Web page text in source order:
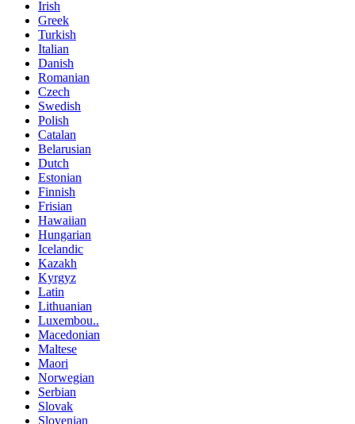
Irish
Greek
Turkish
Italian
Danish
Romanian
Czech
Swedish
Polish
Catalan
Belarusian
Dutch
Estonian
Finnish
Frisian
Hawaiian
Hungarian
Icelandic
Kazakh
Kyrgyz
Latin
Lithuanian
Luxembou..
Macedonian
Maltese
Maori
Norwegian
Serbian
Slovak
Slovenian